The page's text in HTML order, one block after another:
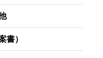
書）